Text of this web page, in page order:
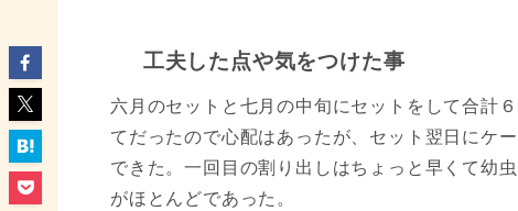
工夫した点や気をつけた事
六月のセットと七月の中旬にセットをして合計
てだったので心配はあったが、セット翌日にケ
できた。一回目の割り出しはちょっと早くて幼
がほとんどであった。